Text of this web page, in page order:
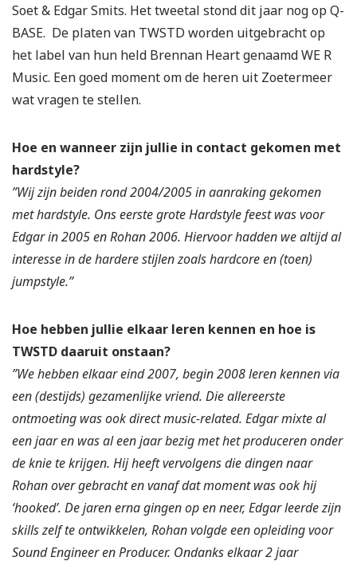
Soet & Edgar Smits. Het tweetal stond dit jaar nog op Q-
BASE. De platen van TWSTD worden uitgebracht op
het label van hun held Brennan Heart genaamd WE R
Music. Een goed moment om de heren uit Zoetermeer
wat vragen te stellen.
Hoe en wanneer zijn jullie in contact gekomen met
hardstyle?
”Wij zijn beiden rond 2004/2005 in aanraking gekomen
met hardstyle. Ons eerste grote Hardstyle feest was voor
Edgar in 2005 en Rohan 2006. Hiervoor hadden we altijd al
interesse in de hardere stijlen zoals hardcore en (toen)
jumpstyle.”
Hoe hebben jullie elkaar leren kennen en hoe is
TWSTD daaruit onstaan?
”We hebben elkaar eind 2007, begin 2008 leren kennen via
een (destijds) gezamenlijke vriend. Die allereerste
ontmoeting was ook direct music-related. Edgar mixte al
een jaar en was al een jaar bezig met het produceren onder
de knie te krijgen. Hij heeft vervolgens die dingen naar
Rohan over gebracht en vanaf dat moment was ook hij
‘hooked’. De jaren erna gingen op en neer, Edgar leerde zijn
skills zelf te ontwikkelen, Rohan volgde een opleiding voor
Sound Engineer en Producer. Ondanks elkaar 2 jaar